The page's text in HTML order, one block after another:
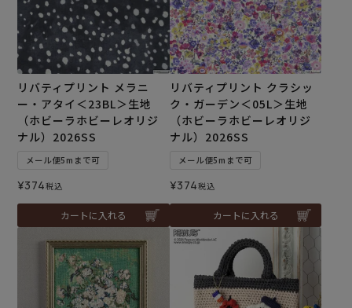
リバティプリント メラニ
ー・アタイ＜23BL＞生地
（ホビーラホビーレオリジ
ナル）2026SS
メール便5mまで可
¥374税込
カートに入れる
リバティプリント クラシッ
ク・ガーデン＜05L＞生地
（ホビーラホビーレオリジ
ナル）2026SS
メール便5mまで可
¥374税込
カートに入れる